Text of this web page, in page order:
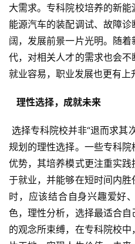
大需求。专科院校培养的新
能源汽车的装配调试、故障
阔，发展前景一片光明。随
代，对相关人才的需求也会
就业容易，职业发展也更有上
  理性选择，成就未来
选择专科院校并非“退而求其次”，而是基于自身情况和职业
规划的理性选择。一些专科
优势，其培养模式更注重实
于就业，并能够在短时间内
时，应该结合自身兴趣爱好
色，理性分析，选择最适合
的观念所束缚，在专科院校